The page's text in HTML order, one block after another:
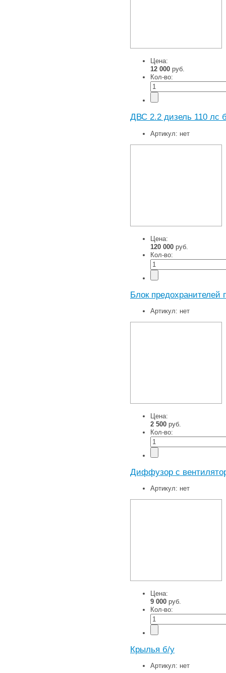
Цена:
12 000 руб.
Кол-во:
ДВС 2.2 дизель 110 лс
Артикул: нет
Цена:
120 000 руб.
Кол-во:
Блок предохранителей
Артикул: нет
Цена:
2 500 руб.
Кол-во:
Диффузор с
Артикул: нет
Цена:
9 000 руб.
Кол-во:
Крылья б/у
Артикул: нет